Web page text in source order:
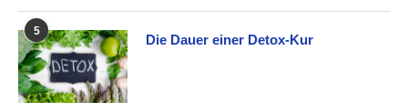
5
Die Dauer einer Detox-Kur